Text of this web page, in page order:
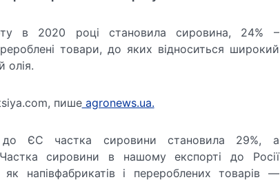
в 2020 році становила сировина, 24% –
товари, до яких відноситься широкий
олія.
пишеagronews.ua.
ЄС частка сировини становила 29%, а
сировини в нашому експорті до Росії
напівфабрикатів і перероблених товарів —